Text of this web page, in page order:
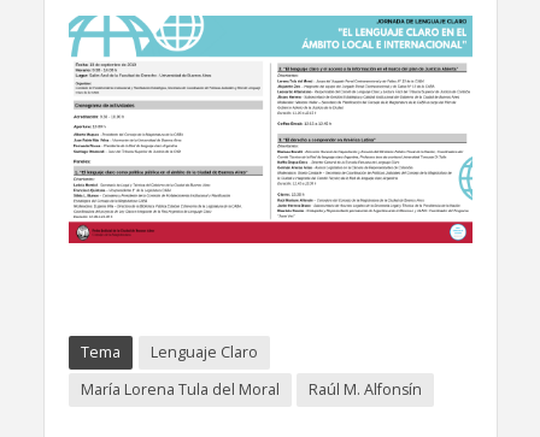
Tema
Lenguaje Claro
María Lorena Tula del Moral
Raúl M. Alfonsín